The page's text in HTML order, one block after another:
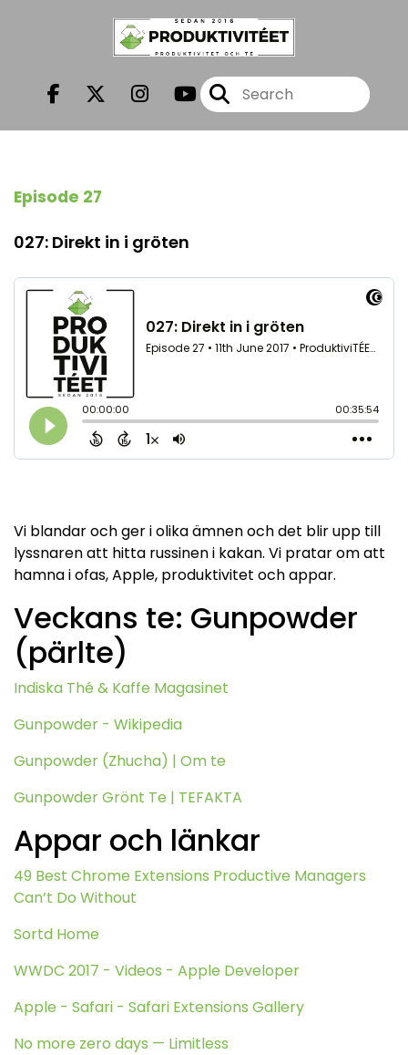
Episode 27
027: Direkt in i gröten
Vi blandar och ger i olika ämnen och det blir upp till
lyssnaren att hitta russinen i kakan. Vi pratar om att
hamna i ofas, Apple, produktivitet och appar.
Veckans te: Gunpowder
(pärlte)
Indiska Thé & Kaffe Magasinet
Gunpowder - Wikipedia
Gunpowder (Zhucha) | Om te
Gunpowder Grönt Te | TEFAKTA
Appar och länkar
49 Best Chrome Extensions Productive Managers
Can’t Do Without
Sortd Home
WWDC 2017 - Videos - Apple Developer
Apple - Safari - Safari Extensions Gallery
No more zero days — Limitless